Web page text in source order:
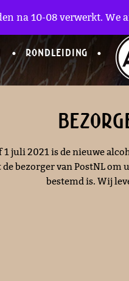
RONDLEIDING
1 juli 2021 is de nieuwe
de bezorger van PostNL
bestemd is. Wij
na 10-08 verwerkt. We